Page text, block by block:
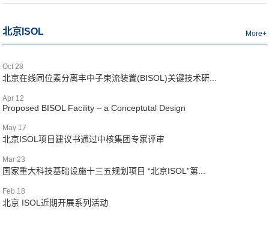
More+
北京ISOL
Oct 28
北京在线同位素分离丰中子束流装置(BISOL)关键技术研...
Apr 12
Proposed BISOL Facility – a Conceptutal Design
May 17
北京ISOL项目建议书通过中核集团专家评审
Mar 23
国家重大科技基础设施十三五规划项目 “北京ISOL”第...
Feb 18
北京 ISOL近期开展系列活动